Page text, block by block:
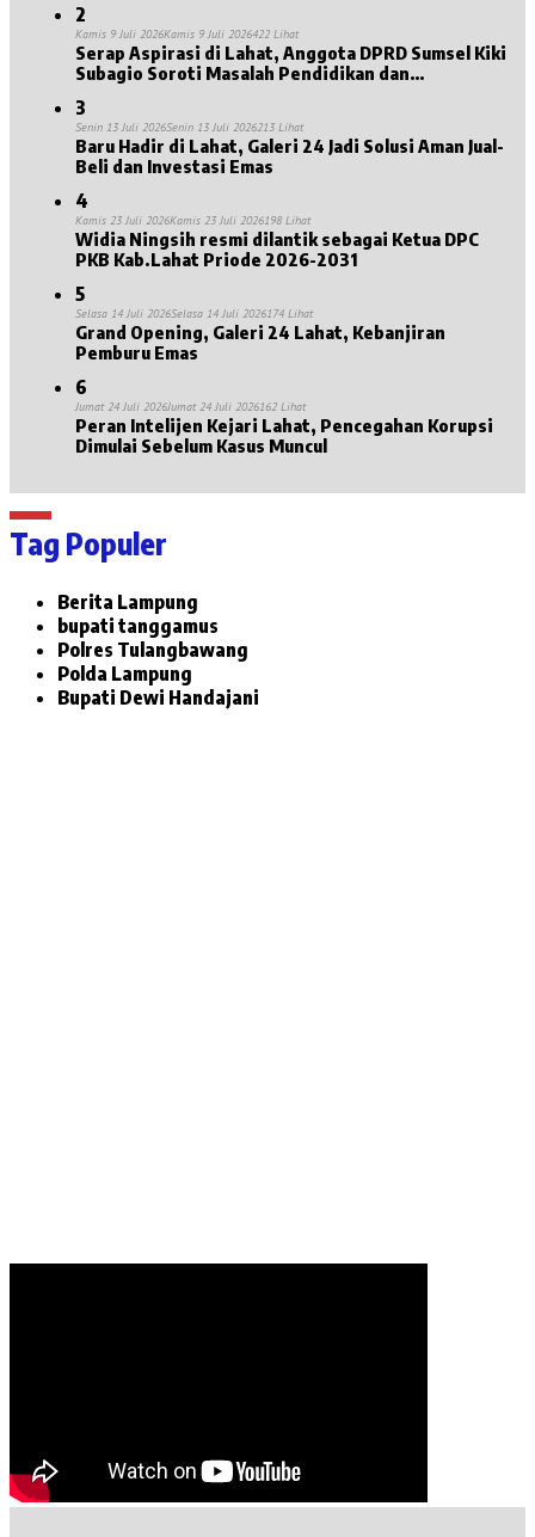
2
Kamis 9 Juli 2026Kamis 9 Juli 2026422 Lihat
Serap Aspirasi di Lahat, Anggota DPRD Sumsel Kiki
Subagio Soroti Masalah Pendidikan dan
3
Senin 13 Juli 2026Senin 13 Juli 2026213 Lihat
Baru Hadir di Lahat, Galeri 24 Jadi Solusi Aman Jual-
Beli dan Investasi Emas
4
Kamis 23 Juli 2026Kamis 23 Juli 2026198 Lihat
Widia Ningsih resmi dilantik sebagai Ketua DPC
PKB Kab.Lahat Priode 2026-2031
5
Selasa 14 Juli 2026Selasa 14 Juli 2026174 Lihat
Grand Opening, Galeri 24 Lahat, Kebanjiran
Pemburu Emas
6
Jumat 24 Juli 2026Jumat 24 Juli 2026162 Lihat
Peran Intelijen Kejari Lahat, Pencegahan Korupsi
Dimulai Sebelum Kasus Muncul
Tag Populer
Berita Lampung
bupati tanggamus
Polres Tulangbawang
Polda Lampung
Bupati Dewi Handajani